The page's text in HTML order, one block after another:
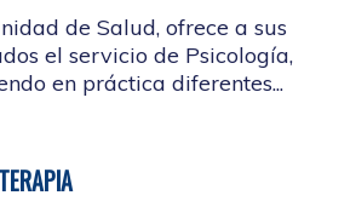
de Salud, ofrece a sus
el servicio de Psicología,
en práctica diferentes...